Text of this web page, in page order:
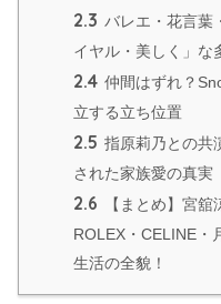
2.3 バレエ・花言葉
イヤル・美しく」な
2.4 仲間はずれ？
立する立ち位置
2.5 指原莉乃との共
された家族愛の真実
2.6
【まとめ】宮舘
ROLEX・CELINE
生活の全貌！